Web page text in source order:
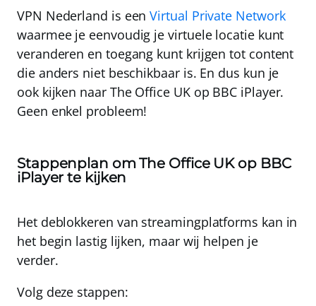
VPN Nederland is eenVirtual Private Network
waarmee je eenvoudig je virtuele locatie kunt
veranderen en toegang kunt krijgen tot content
die anders niet beschikbaar is. En dus kun je
ook kijken naar The Office UK op BBC iPlayer.
Geen enkel probleem!
Stappenplan om The Office UK op BBC
iPlayer te kijken
Het deblokkeren van streamingplatforms kan in
het begin lastig lijken, maar wij helpen je
verder.
Volg deze stappen: